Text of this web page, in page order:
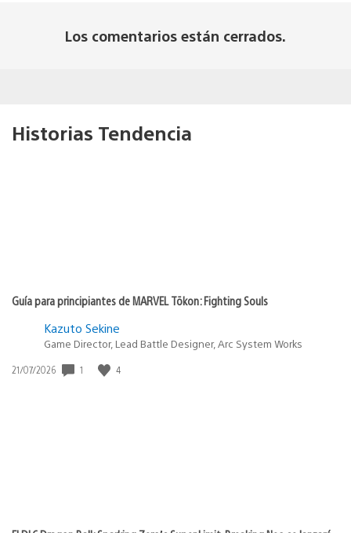
Los comentarios están cerrados.
Historias Tendencia
Guía para principiantes de MARVEL Tōkon: Fighting Souls
Kazuto Sekine
Game Director, Lead Battle Designer, Arc System Works
Fecha
21/07/2026 1 4